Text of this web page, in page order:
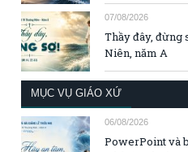
07/08/2026
Thầy đây, đừng
Niên, năm A
MỤC VỤ GIÁO XỨ
06/08/2026
PowerPoint và